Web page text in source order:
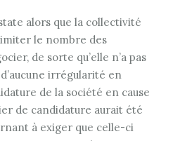
alors que la collectivité
le nombre des
de sorte qu’elle n’a pas
irrégularité en
de la société en cause
de candidature aurait été
à exiger que celle-ci